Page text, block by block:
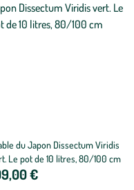
du Japon Dissectum Viridis
Le pot de 10 litres, 80/100 cm
€